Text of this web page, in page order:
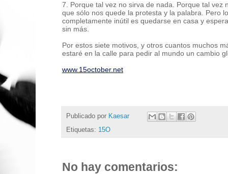
7. Porque tal vez no sirva de nada. Porque tal vez
que sólo nos quede la protesta y la palabra. Pero
completamente inútil es quedarse en casa y
sin más.
Por estos siete motivos, y otros cuantos muchos
estaré en la calle para pedir al mundo un cambio
www.15october.net
Publicado por Kaesar
Etiquetas: 15O
No hay comentarios: